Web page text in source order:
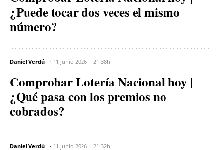
¿Puede tocar dos veces el mismo
número?
Daniel Verdú 11 junio 2026 21:38h
Comprobar Lotería Nacional hoy |
¿Qué pasa con los premios no
cobrados?
Daniel Verdú 11 junio 2026 21:32h